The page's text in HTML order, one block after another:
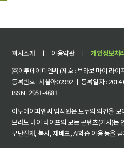
회사소개 ㅣ 이용약관 ㅣ 개인정보처
㈜이투데이피엔씨 (제호 : 브라보 마이 라
등록번호 : 서울아02992 ㅣ 등록일자 :
ISSN : 2951-4681
이투데이피엔씨 임직원은 모두의 의견을 모
브라보 마이 라이프의 모든 콘텐츠(기사)는
무단전재, 복사, 재배포, AI학습 이용 등을